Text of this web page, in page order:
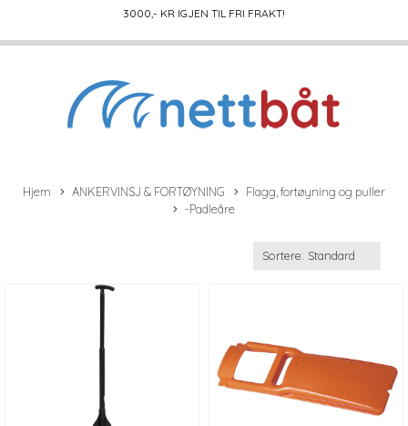
3000,- KR IGJEN TIL FRI FRAKT!
Hjem ANKERVINSJ & FORTØYNING
Flagg, fortøyning og puller
-Padleåre